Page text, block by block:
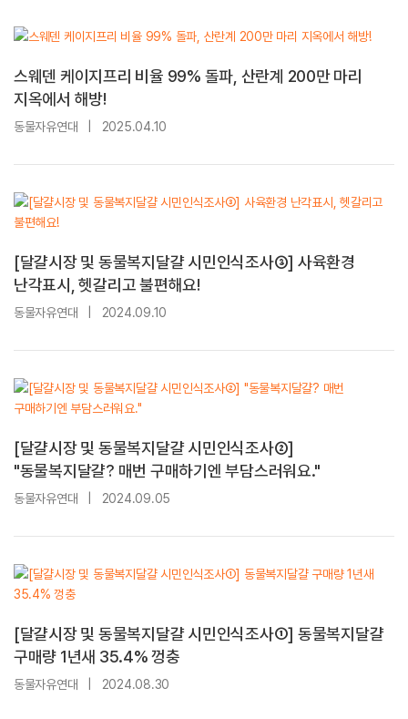
스웨덴 케이지프리 비율 99% 돌파, 산란계 200만 마리
지옥에서 해방!
동물자유연대 2025.04.10
[달걀시장 및 동물복지달걀 시민인식조사③] 사육환경
난각표시, 헷갈리고 불편해요!
동물자유연대 2024.09.10
[달걀시장 및 동물복지달걀 시민인식조사②]
"동물복지달걀? 매번 구매하기엔 부담스러워요."
동물자유연대 2024.09.05
[달걀시장 및 동물복지달걀 시민인식조사①] 동물복지달걀
구매량 1년새 35.4% 껑충
동물자유연대 2024.08.30